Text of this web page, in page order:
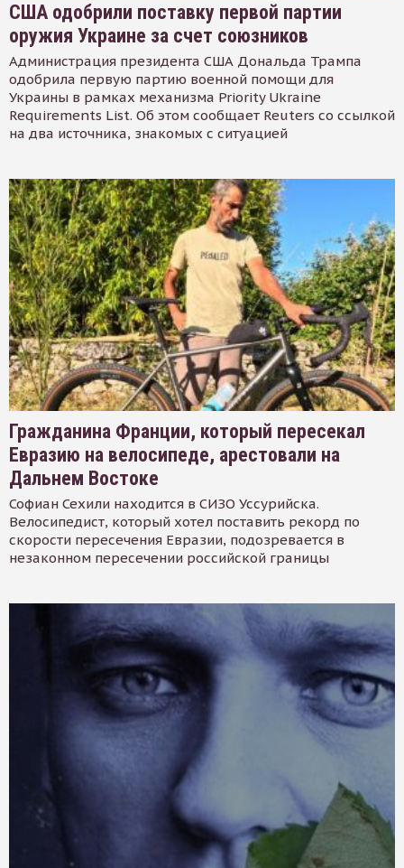
США одобрили поставку первой партии
оружия Украине за счет союзников
Администрация президента США Дональда Трампа
одобрила первую партию военной помощи для
Украины в рамках механизма Priority Ukraine
Requirements List. Об этом сообщает Reuters со ссылкой
на два источника, знакомых с ситуацией
Гражданина Франции, который пересекал
Евразию на велосипеде, арестовали на
Дальнем Востоке
Софиан Сехили находится в СИЗО Уссурийска.
Велосипедист, который хотел поставить рекорд по
скорости пересечения Евразии, подозревается в
незаконном пересечении российской границы